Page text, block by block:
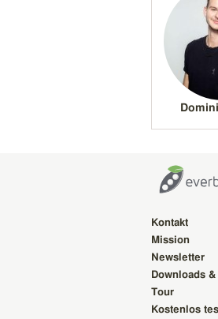
Kontakt
Mission
Newsletter
Downloads
Tour
Kostenlos